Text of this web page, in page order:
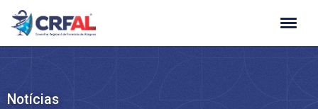
Ir
para
Notícias